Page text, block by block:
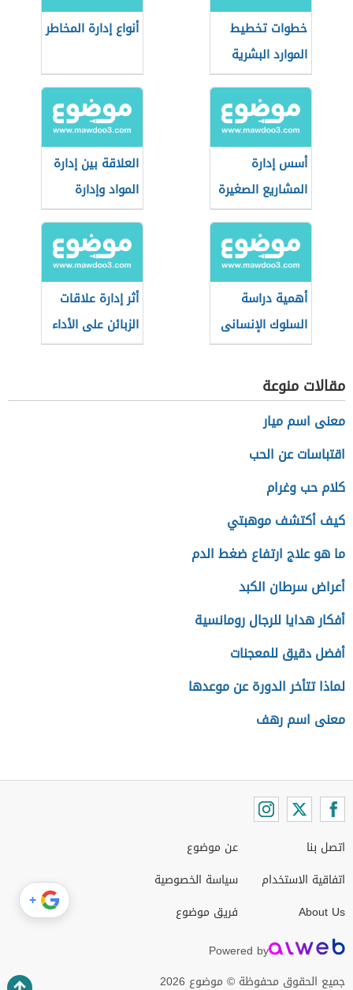
خطوات تخطيط
الموارد البشرية
أنواع إدارة المخاطر
أسس إدارة
المشاريع الصغيرة
العلاقة بين إدارة
المواد وإدارة
الإنتاج
أهمية دراسة
السلوك الإنسانى
بالنسبة للإدارة
أثر إدارة علاقات
الزبائن على الأداء
التسويقي
مقالات منوعة
معنى اسم ميار
اقتباسات عن الحب
كلام حب وغرام
كيف أكتشف موهبتي
ما هو علاج ارتفاع ضغط الدم
أعراض سرطان الكبد
أفكار هدايا للرجال رومانسية
أفضل دقيق للمعجنات
لماذا تتأخر الدورة عن موعدها
معنى اسم رهف
اتصل بنا
اتفاقية الاستخدام
About Us
عن موضوع
سياسة الخصوصية
فريق موضوع
Powered by
جميع الحقوق محفوظة © موضوع 2026
+